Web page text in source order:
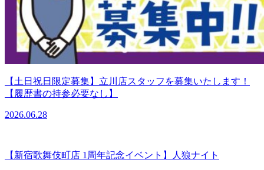
【土日祝日限定募集】立川店スタッフを募集いたします！
【履歴書の持参必要なし】
2026.06.28
【新宿歌舞伎町店 1周年記念イベント】人狼ナイト